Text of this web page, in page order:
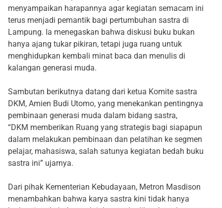
menyampaikan harapannya agar kegiatan semacam ini
terus menjadi pemantik bagi pertumbuhan sastra di
Lampung. Ia menegaskan bahwa diskusi buku bukan
hanya ajang tukar pikiran, tetapi juga ruang untuk
menghidupkan kembali minat baca dan menulis di
kalangan generasi muda.
Sambutan berikutnya datang dari ketua Komite sastra
DKM, Amien Budi Utomo, yang menekankan pentingnya
pembinaan generasi muda dalam bidang sastra,
“DKM memberikan Ruang yang strategis bagi siapapun
dalam melakukan pembinaan dan pelatihan ke segmen
pelajar, mahasiswa, salah satunya kegiatan bedah buku
sastra ini” ujarnya.
Dari pihak Kementerian Kebudayaan, Metron Masdison
menambahkan bahwa karya sastra kini tidak hanya